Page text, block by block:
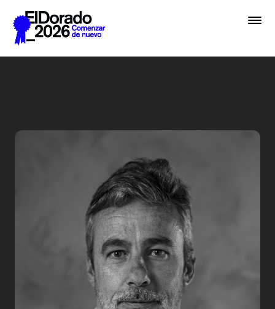
Saltar al contenido principal
Inscribir
Boletería